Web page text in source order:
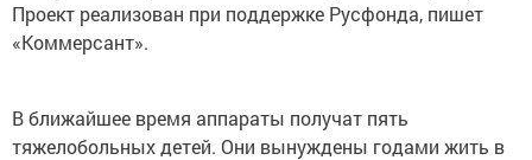
Проект реализован при поддержке Русфонда, пишет
«Коммерсант».
В ближайшее время аппараты получат пять
тяжелобольных детей. Они вынуждены годами жить в